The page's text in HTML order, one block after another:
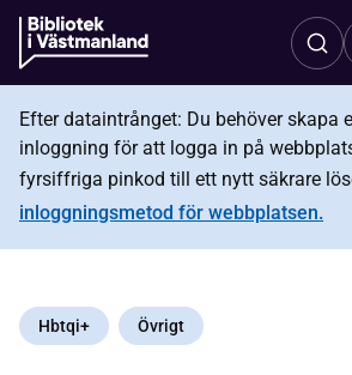
Efter dataintrånget: Du behöver skapa
inloggning för att logga in på
fyrsiffriga pinkod till ett nytt säkrare
inloggningsmetod för webbplatsen.
Hbtqi+ Övrigt